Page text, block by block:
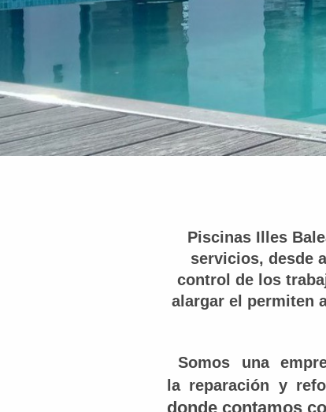
Piscinas Illes
servicios, desde
control de los
alargar el permiten
Somos una
la reparación y
donde contamos